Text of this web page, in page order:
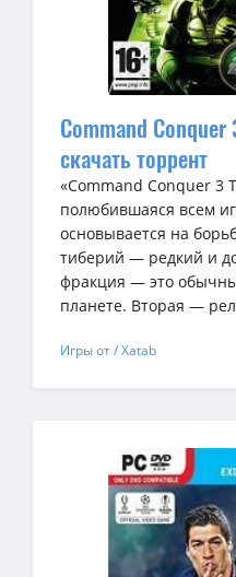
Command
скачать торрент
«Command Conquer 3
полюбившаяся всем
основывается на
тиберий — редкий и
фракция — это
планете. Вторая —
Игры от / Xatab